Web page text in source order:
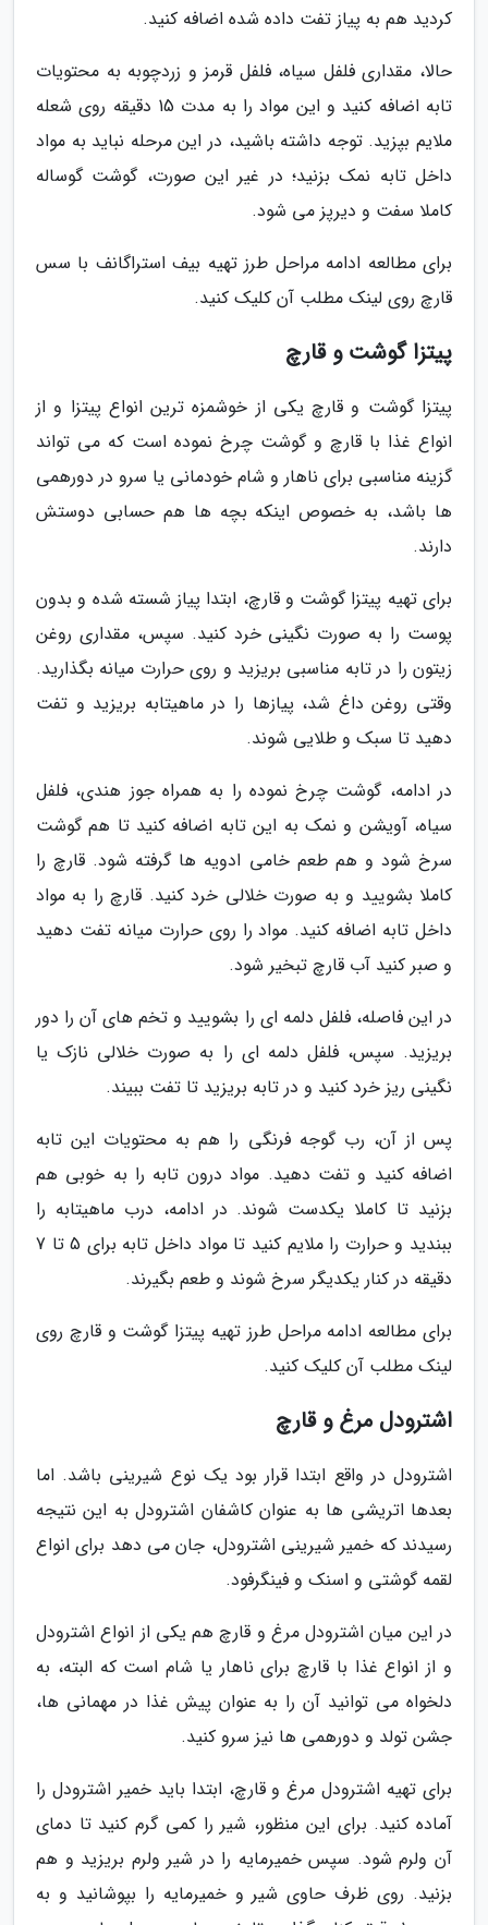
کردید هم به پیاز تفت داده شده اضافه کنید.
حالا، مقداری فلفل سیاه، فلفل قرمز و زردچوبه به محتویات
تابه اضافه کنید و این مواد را به مدت 15 دقیقه روی شعله
ملایم بپزید. توجه داشته باشید، در این مرحله نباید به مواد
داخل تابه نمک بزنید؛ در غیر این صورت، گوشت گوساله
کاملا سفت و دیرپز می شود.
برای مطالعه ادامه مراحل طرز تهیه بیف استراگانف با سس
قارچ روی لینک مطلب آن کلیک کنید.
پیتزا گوشت و قارچ
پیتزا گوشت و قارچ یکی از خوشمزه ترین انواع پیتزا و از
انواع غذا با قارچ و گوشت چرخ نموده است که می تواند
گزینه مناسبی برای ناهار و شام خودمانی یا سرو در دورهمی
ها باشد، به خصوص اینکه بچه ها هم حسابی دوستش
دارند.
برای تهیه پیتزا گوشت و قارچ، ابتدا پیاز شسته شده و بدون
پوست را به صورت نگینی خرد کنید. سپس، مقداری روغن
زیتون را در تابه مناسبی بریزید و روی حرارت میانه بگذارید.
وقتی روغن داغ شد، پیازها را در ماهیتابه بریزید و تفت
دهید تا سبک و طلایی شوند.
در ادامه، گوشت چرخ نموده را به همراه جوز هندی، فلفل
سیاه، آویشن و نمک به این تابه اضافه کنید تا هم گوشت
سرخ شود و هم طعم خامی ادویه ها گرفته شود. قارچ را
کاملا بشویید و به صورت خلالی خرد کنید. قارچ را به مواد
داخل تابه اضافه کنید. مواد را روی حرارت میانه تفت دهید
و صبر کنید آب قارچ تبخیر شود.
در این فاصله، فلفل دلمه ای را بشویید و تخم های آن را دور
بریزید. سپس، فلفل دلمه ای را به صورت خلالی نازک یا
نگینی ریز خرد کنید و در تابه بریزید تا تفت ببیند.
پس از آن، رب گوجه فرنگی را هم به محتویات این تابه
اضافه کنید و تفت دهید. مواد درون تابه را به خوبی هم
بزنید تا کاملا یکدست شوند. در ادامه، درب ماهیتابه را
ببندید و حرارت را ملایم کنید تا مواد داخل تابه برای 5 تا 7
دقیقه در کنار یکدیگر سرخ شوند و طعم بگیرند.
برای مطالعه ادامه مراحل طرز تهیه پیتزا گوشت و قارچ روی
لینک مطلب آن کلیک کنید.
اشترودل مرغ و قارچ
اشترودل در واقع ابتدا قرار بود یک نوع شیرینی باشد. اما
بعدها اتریشی ها به عنوان کاشفان اشترودل به این نتیجه
رسیدند که خمیر شیرینی اشترودل، جان می دهد برای انواع
لقمه گوشتی و اسنک و فینگرفود.
در این میان اشترودل مرغ و قارچ هم یکی از انواع اشترودل
و از انواع غذا با قارچ برای ناهار یا شام است که البته، به
دلخواه می توانید آن را به عنوان پیش غذا در مهمانی ها،
جشن تولد و دورهمی ها نیز سرو کنید.
برای تهیه اشترودل مرغ و قارچ، ابتدا باید خمیر اشترودل را
آماده کنید. برای این منظور، شیر را کمی گرم کنید تا دمای
آن ولرم شود. سپس خمیرمایه را در شیر ولرم بریزید و هم
بزنید. روی ظرف حاوی شیر و خمیرمایه را بپوشانید و به